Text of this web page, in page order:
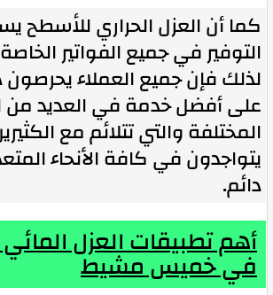
كما أن العزل الحراري للأسطح
التوفير في جميع الفواتير الخاصة
لذلك فإن جميع العملاء يحرصون
على أفضل خدمة في العديد من
المختلفة والتي تتلائم مع
يتواجدون في كافة الأنحاء
دائم.
أهم تطبيقات العزل
في خميس مشيط